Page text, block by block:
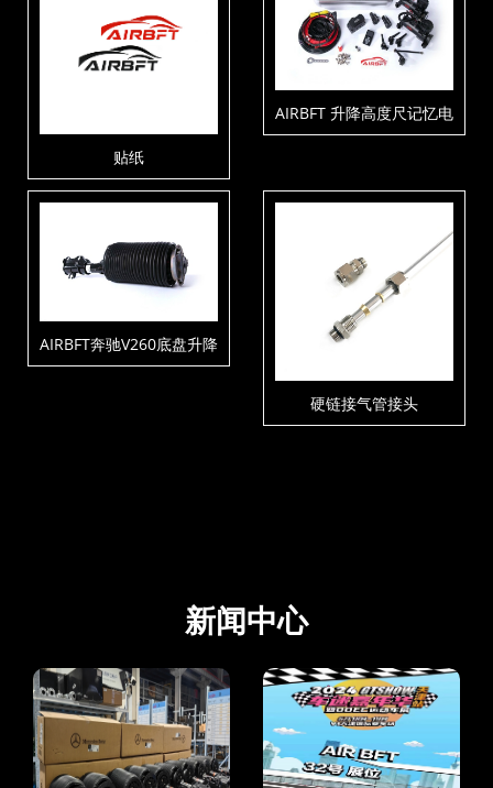
贴纸
AIRBFT 升降高度尺记忆电
控套件V4-PH3-C2-T5
AIRBFT奔驰V260底盘升降
套件
硬链接气管接头
新闻中心